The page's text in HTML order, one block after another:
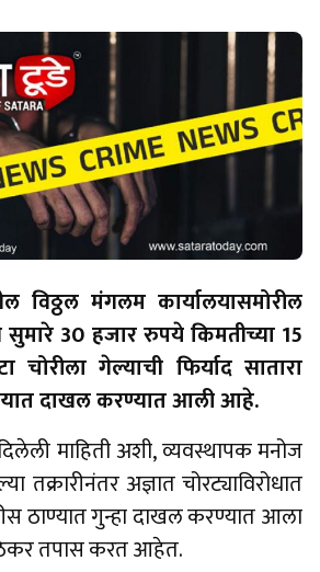
विठ्ठल मंगलम कार्यालयासमोरील
30 हजार रुपये किमतीच्या 15
चोरीला गेल्याची फिर्याद सातारा
दाखल करण्यात आली आहे.
माहिती अशी, व्यवस्थापक मनोज
तक्रारीनंतर अज्ञात चोरट्याविरोधात
ठाण्यात गुन्हा दाखल करण्यात आला
तपास करत आहेत.